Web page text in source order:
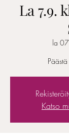
La 7.9.
la
Katso